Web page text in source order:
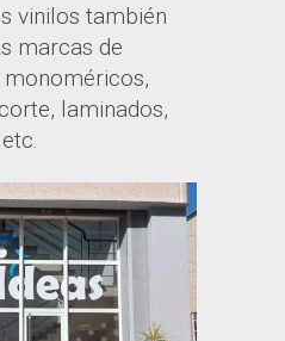
vinilos también
marcas de
laminados,